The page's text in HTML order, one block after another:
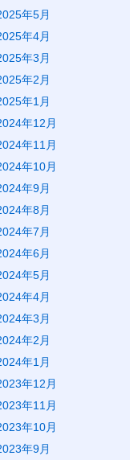
年5月
年4月
年3月
年2月
年1月
年12月
年11月
年10月
年9月
年8月
年7月
年6月
年5月
年4月
年3月
年2月
年1月
年12月
年11月
年10月
年9月